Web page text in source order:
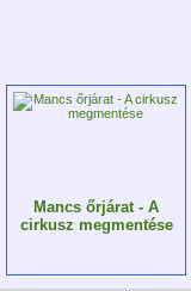
Mancs őrjárat - A
cirkusz megmentése